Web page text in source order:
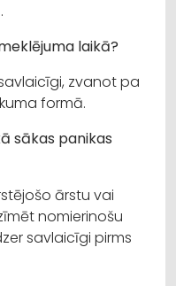
laikā?
zvanot pa
formā.
sākas panikas
ārstu vai
nomierinošu
savlaicīgi pirms